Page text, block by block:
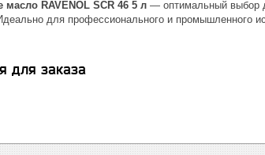
масло RAVENOL SCR 46 5 л — оптимальный выбор
для профессионального и промышленного
для заказа